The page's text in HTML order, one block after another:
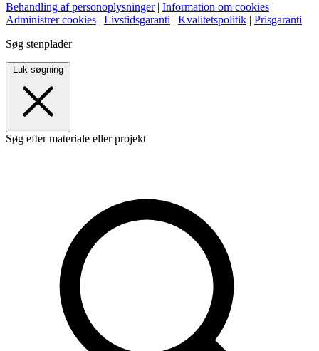
Behandling af personoplysninger | Information om cookies |
Administrer cookies | Livstidsgaranti | Kvalitetspolitik | Prisgaranti
Søg stenplader
Luk søgning
Søg efter materiale eller projekt